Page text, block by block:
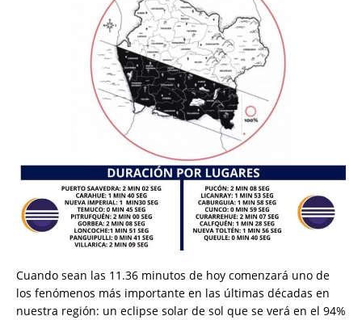
Cuando sean las 11.36 minutos de hoy comenzará uno de
los fenómenos más importante en las últimas décadas en
nuestra región: un eclipse solar de sol que se verá en el 94%